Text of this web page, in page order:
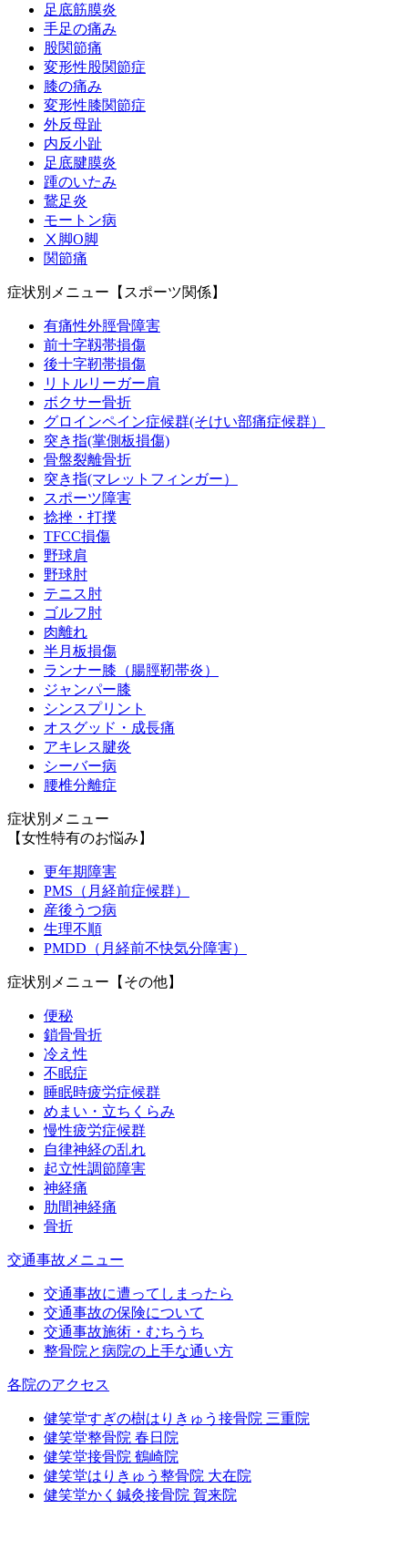
賀来インスタグラムアカウント
春日インスタグラムアカウント
会社概要
足底筋膜炎
手足の痛み
股関節痛
変形性股関節症
膝の痛み
変形性膝関節症
外反母趾
内反小趾
足底腱膜炎
踵のいたみ
鵞足炎
モートン病
Ⅹ脚O脚
関節痛
症状別メニュー【スポーツ関係】
有痛性外脛骨障害
前十字靱帯損傷
後十字靭帯損傷
リトルリーガー肩
ボクサー骨折
グロインペイン症候群(そけい部痛症候群）
突き指(掌側板損傷)
骨盤裂離骨折
突き指(マレットフィンガー）
スポーツ障害
捻挫・打撲
TFCC損傷
野球肩
野球肘
テニス肘
ゴルフ肘
肉離れ
半月板損傷
ランナー膝（腸脛靭帯炎）
ジャンパー膝
シンスプリント
オスグッド・成長痛
アキレス腱炎
シーバー病
腰椎分離症
症状別メニュー
【女性特有のお悩み】
更年期障害
PMS（月経前症候群）
産後うつ病
生理不順
PMDD（月経前不快気分障害）
症状別メニュー【その他】
便秘
鎖骨骨折
冷え性
不眠症
睡眠時疲労症候群
めまい・立ちくらみ
慢性疲労症候群
自律神経の乱れ
起立性調節障害
神経痛
肋間神経痛
骨折
交通事故メニュー
交通事故に遭ってしまったら
交通事故の保険について
交通事故施術・むちうち
整骨院と病院の上手な通い方
各院のアクセス
健笑堂すぎの樹はりきゅう接骨院 三重院
健笑堂整骨院 春日院
健笑堂接骨院 鶴崎院
健笑堂はりきゅう整骨院 大在院
健笑堂かく鍼灸接骨院 賀来院